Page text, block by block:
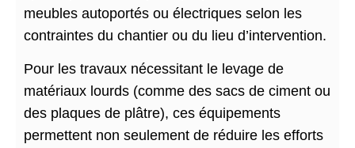
meubles autoportés ou électriques selon les
contraintes du chantier ou du lieu d’intervention.
Pour les travaux nécessitant le levage de
matériaux lourds (comme des sacs de ciment ou
des plaques de plâtre), ces équipements
permettent non seulement de réduire les efforts